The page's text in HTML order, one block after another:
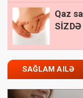
Qaz
SİZDƏ
SAĞLAM AILƏ